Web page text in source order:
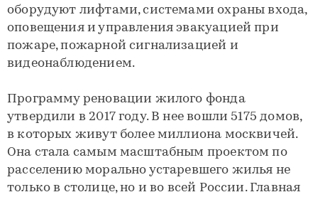
оборудуют лифтами, системами охраны входа,
оповещения и управления эвакуацией при
пожаре, пожарной сигнализацией и
видеонаблюдением.
Программу реновации жилого фонда
утвердили в 2017 году. В нее вошли 5175 домов,
в которых живут более миллиона москвичей.
Она стала самым масштабным проектом по
расселению морально устаревшего жилья не
только в столице, но и во всей России. Главная